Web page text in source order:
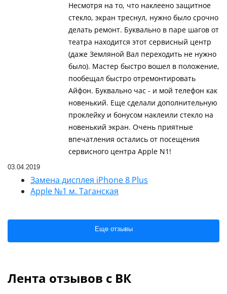
Несмотря на то, что наклеено защитное
стекло, экран треснул, нужно было срочно
делать ремонт. Буквально в паре шагов от
театра находится этот сервисный центр
(даже Земляной Вал переходить не нужно
было). Мастер быстро вошел в положение,
пообещал быстро отремонтировать
Айфон. Буквально час - и мой телефон как
новенький. Еще сделали дополнительную
проклейку и бонусом наклеили стекло на
новенький экран. Очень приятные
впечатления остались от посещения
сервисного центра Apple N1!
03.04.2019
Замена дисплея iPhone 8 Plus
Apple №1 м. Таганская
Еще отзывы
Лента отзывов с ВК